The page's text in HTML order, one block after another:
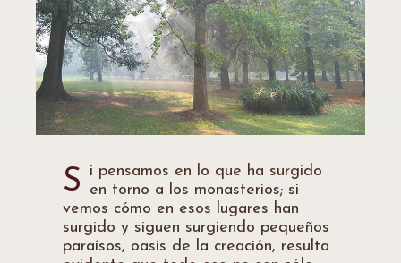
S
i pensamos en lo que ha surgido
en torno a los monasterios; si
vemos cómo en esos lugares han
surgido y siguen surgiendo pequeños
paraísos, oasis de la creación, resulta